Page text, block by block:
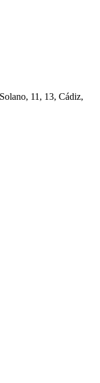
11, 13, Cádiz,